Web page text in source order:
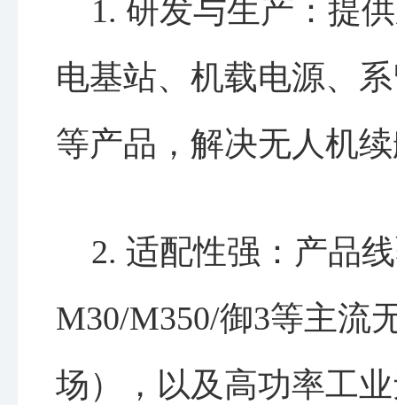
1. 研发与生产：提
电基站、机载电源、
等产品，解决无人机
2. 适配性强：产品
M30/M350/御3等主流
场），以及高功率工